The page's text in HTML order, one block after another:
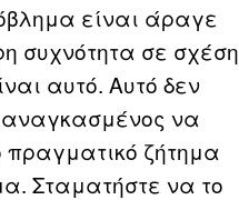
είναι άραγε
συχνότητα σε σχέση
αυτό. Αυτό δεν
αναγκασμένος να
πραγματικό ζήτημα
Σταματήστε να το